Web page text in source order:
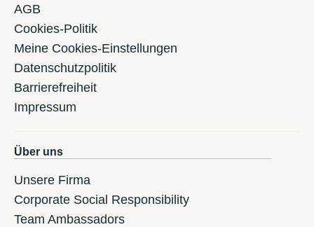
AGB
Cookies-Politik
Meine Cookies-Einstellungen
Datenschutzpolitik
Barrierefreiheit
Impressum
Über uns
Unsere Firma
Corporate Social Responsibility
Team Ambassadors